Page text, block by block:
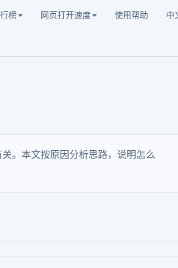
榜 网页打开速度 使用帮助 中
。本文按原因分析思路，说明怎么